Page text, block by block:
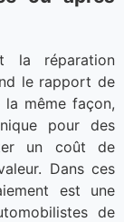
la réparation
le rapport de
même façon,
pour des
un coût de
Dans ces
est une
de